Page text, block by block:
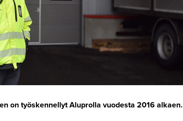
on työskennellyt Aluprolla vuodesta 2016 alkaen.